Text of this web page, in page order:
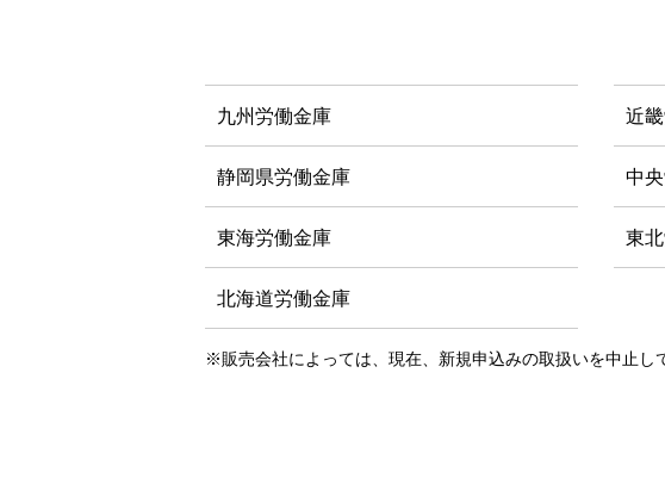
九州労働金庫 近
静岡県労働金庫 中
東海労働金庫 東
北海道労働金庫
※販売会社によっては、現在、新規申込みの取扱いを中止し